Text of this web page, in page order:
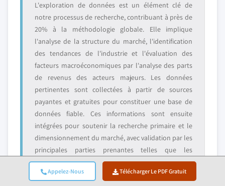
Appelez-Nous Télécharger Le PDF Gratuit
L'exploration de données est un élément clé de
notre processus de recherche, contribuant à près de
20% à la méthodologie globale. Elle implique
l'analyse de la structure du marché, l'identification
des tendances de l'industrie et l'évaluation des
facteurs macroéconomiques par l'analyse des parts
de revenus des acteurs majeurs. Les données
pertinentes sont collectées à partir de sources
payantes et gratuites pour constituer une base de
données fiable. Ces informations sont ensuite
intégrées pour soutenir la recherche primaire et le
dimensionnement du marché, avec validation par les
principales parties prenantes telles que les
distributeurs, fabricants et associations.